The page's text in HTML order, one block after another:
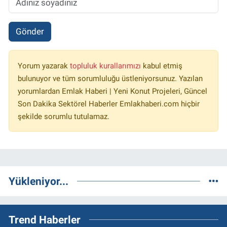
Gönder
Yorum yazarak topluluk kurallarımızı kabul etmiş
bulunuyor ve tüm sorumluluğu üstleniyorsunuz. Yazılan
yorumlardan Emlak Haberi | Yeni Konut Projeleri, Güncel
Son Dakika Sektörel Haberler Emlakhaberi.com hiçbir
şekilde sorumlu tutulamaz.
Yükleniyor...
Trend Haberler